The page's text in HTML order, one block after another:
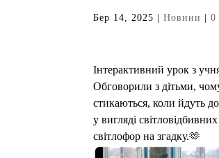
Бер 14, 2025 |Новини |0
Інтерактивний урок з
Обговорили з дітьми,
стикаються, коли йдуть
у вигляді
світлофор на згадку.🫶